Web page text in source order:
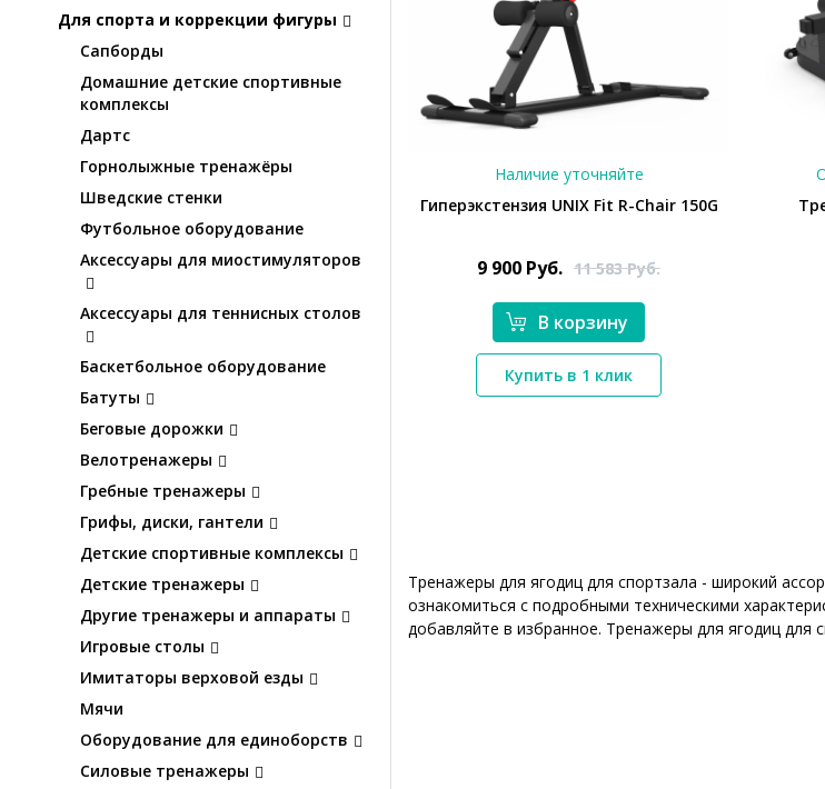
Для спорта и коррекции фигуры
Сапборды
Домашние детские спортивные
комплексы
Дартс
Горнолыжные тренажёры
Шведские стенки
Футбольное оборудование
Аксессуары для миостимуляторов
Аксессуары для теннисных столов
Баскетбольное оборудование
Батуты
Беговые дорожки
Велотренажеры
Гребные тренажеры
Грифы, диски, гантели
Детские спортивные комплексы
Детские тренажеры
Другие тренажеры и аппараты
Игровые столы
Имитаторы верховой езды
Мячи
Оборудование для единоборств
Силовые тренажеры
*}
Наличие уточняйте
Гиперэкстензия UNIX Fit R-Chair 150G
9 900 Руб. 11 583Руб.
В корзину
Купить в 1 клик
Тренажеры для ягодиц для спортзала - широкий
ознакомиться с подробными техническими
добавляйте в избранное. Тренажеры для ягодиц для